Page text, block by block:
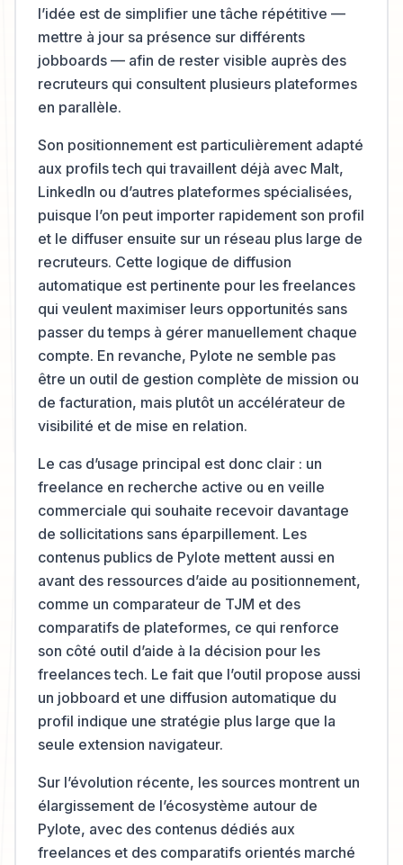
l’idée est de simplifier une tâche répétitive —
mettre à jour sa présence sur différents
jobboards — afin de rester visible auprès des
recruteurs qui consultent plusieurs plateformes
en parallèle.
Son positionnement est particulièrement adapté
aux profils tech qui travaillent déjà avec Malt,
LinkedIn ou d’autres plateformes spécialisées,
puisque l’on peut importer rapidement son profil
et le diffuser ensuite sur un réseau plus large de
recruteurs. Cette logique de diffusion
automatique est pertinente pour les freelances
qui veulent maximiser leurs opportunités sans
passer du temps à gérer manuellement chaque
compte. En revanche, Pylote ne semble pas
être un outil de gestion complète de mission ou
de facturation, mais plutôt un accélérateur de
visibilité et de mise en relation.
Le cas d’usage principal est donc clair : un
freelance en recherche active ou en veille
commerciale qui souhaite recevoir davantage
de sollicitations sans éparpillement. Les
contenus publics de Pylote mettent aussi en
avant des ressources d’aide au positionnement,
comme un comparateur de TJM et des
comparatifs de plateformes, ce qui renforce
son côté outil d’aide à la décision pour les
freelances tech. Le fait que l’outil propose aussi
un jobboard et une diffusion automatique du
profil indique une stratégie plus large que la
seule extension navigateur.
Sur l’évolution récente, les sources montrent un
élargissement de l’écosystème autour de
Pylote, avec des contenus dédiés aux
freelances et des comparatifs orientés marché